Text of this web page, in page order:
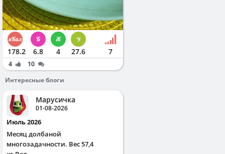
178.2 6.8 4 27.6 7
4
10
Интересные блоги
Марусичка
01-08-2026
Июль 2026
Месяц долбаной
многозадачности. Вес 57,4